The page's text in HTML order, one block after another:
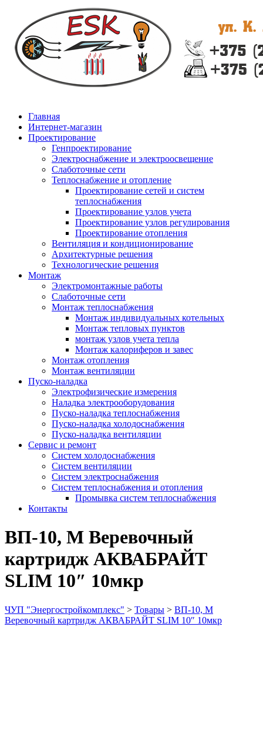
Главная
Интернет-магазин
Проектирование
Генпроектирование
Электроснабжение и электроосвещение
Слаботочные сети
Теплоснабжение и отопление
Проектирование сетей и систем
теплоснабжения
Проектирование узлов учета
Проектирование узлов регулирования
Проектирование отопления
Вентиляция и кондиционирование
Архитектурные решения
Технологические решения
Монтаж
Электромонтажные работы
Слаботочные сети
Монтаж теплоснабжения
Монтаж индивидуальных котельных
Монтаж тепловых пунктов
монтаж узлов учета тепла
Монтаж калориферов и завес
Монтаж отопления
Монтаж вентиляции
Пуско-наладка
Электрофизические измерения
Наладка электрооборудования
Пуско-наладка теплоснабжения
Пуско-наладка холодоснабжения
Пуско-наладка вентиляции
Сервис и ремонт
Систем холодоснабжения
Систем вентиляции
Систем электроснабжения
Систем теплоснабжения и отопления
Промывка систем теплоснабжения
Контакты
ВП-10, М Веревочный
картридж АКВАБРАЙТ
SLIM 10″ 10мкр
ЧУП "Энергостройкомплекс" > Товары > ВП-10, М
Веревочный картридж АКВАБРАЙТ SLIM 10″ 10мкр